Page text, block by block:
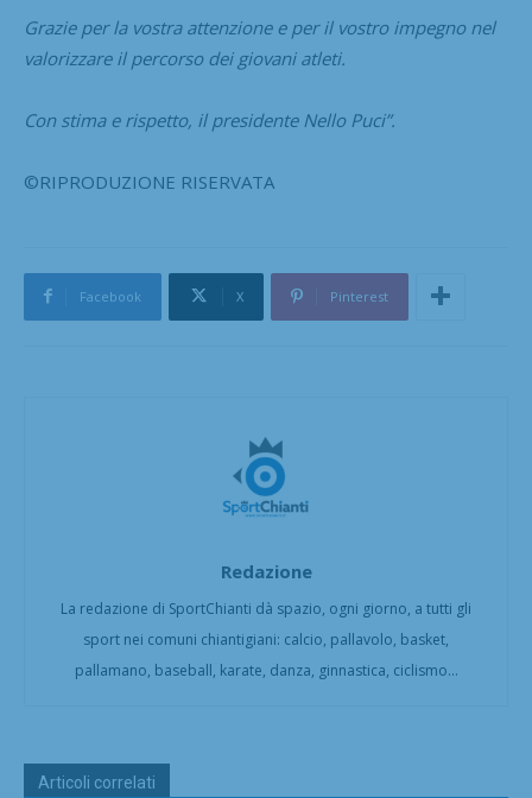
Grazie per la vostra attenzione e per il vostro impegno nel
valorizzare il percorso dei giovani atleti.
Con stima e rispetto, il presidente Nello Puci”.
©RIPRODUZIONE RISERVATA
Facebook X Pinterest
Redazione
La redazione di SportChianti dà spazio, ogni giorno, a tutti gli
sport nei comuni chiantigiani: calcio, pallavolo, basket,
pallamano, baseball, karate, danza, ginnastica, ciclismo...
Articoli correlati